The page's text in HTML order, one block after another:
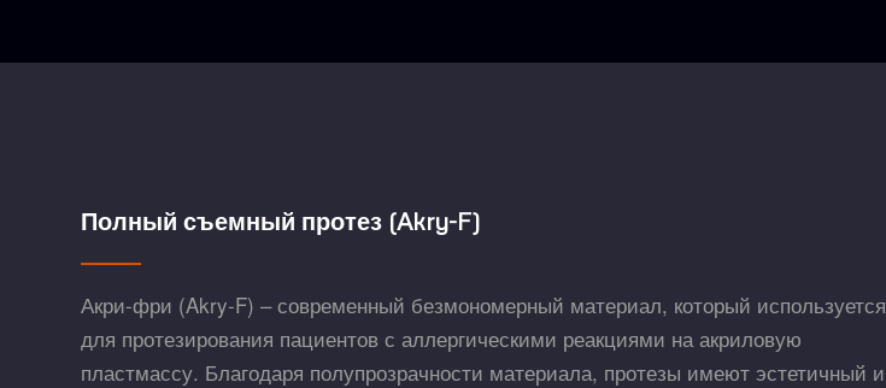
Полный съемный протез (Akry-F)
Акри-фри (Akry-F) – современный безмономерный материал, который используется
для протезирования пациентов с аллергическими реакциями на акриловую
пластмассу. Благодаря полупрозрачности материала, протезы имеют эстетичный и